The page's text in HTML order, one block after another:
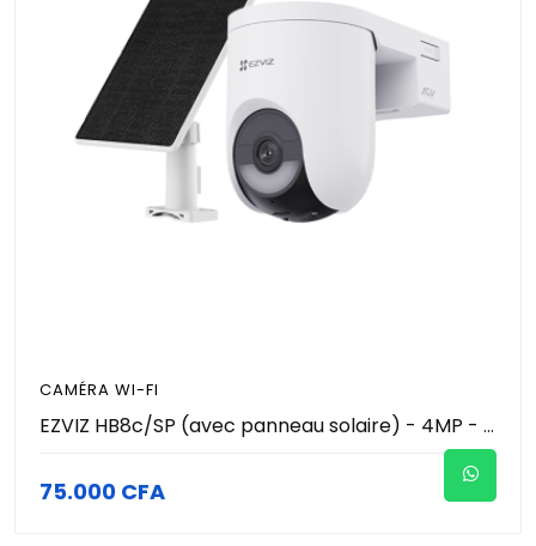
CAMÉRA WI-FI
EZVIZ HB8c/SP (avec panneau solaire) - 4MP - HB8 Lite Wi-FI - 4MP Caméra de surveillance connectée, Caméra de sécurité d'extérieur sans fil, vision nocturne en couleur, détection humaine, détection de véhicule, audio bidirectionnel
75.000 CFA